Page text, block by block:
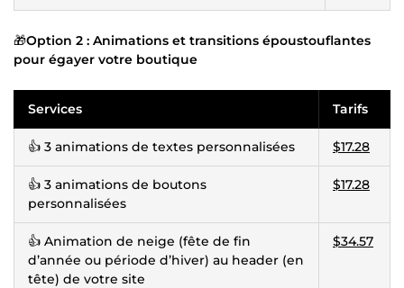
🎁Option 2 : Animations et transitions époustouflantes
pour égayer votre boutique
Services Tarifs
👍 3 animations de textes personnalisées $17.28
👍 3 animations de boutons
personnalisées
$17.28
👍 Animation de neige (fête de fin
d’année ou période d’hiver) au header (en
tête) de votre site
$34.57